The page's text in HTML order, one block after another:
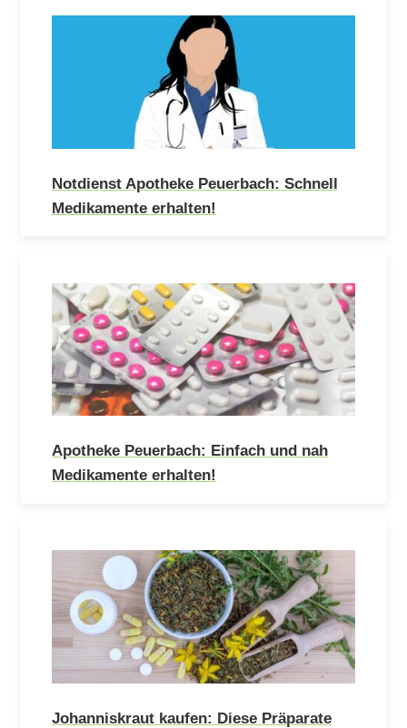
Notdienst Apotheke Peuerbach: Schnell
Medikamente erhalten!
Apotheke Peuerbach: Einfach und nah
Medikamente erhalten!
Johanniskraut kaufen: Diese Präparate